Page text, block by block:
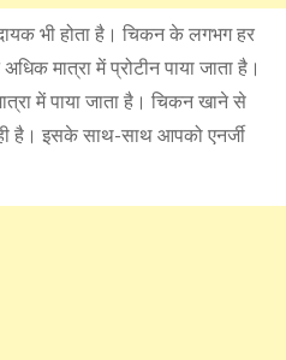
भी होता है। चिकन के लगभग हर
मात्रा में प्रोटीन पाया जाता है।
में पाया जाता है। चिकन खाने से
है। इसके साथ-साथ आपको एनर्जी